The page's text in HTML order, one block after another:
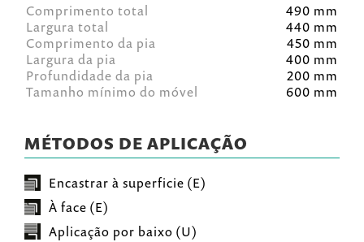
Comprimento total
490 mm
Largura total
440 mm
Comprimento da pia
450 mm
Largura da pia
400 mm
Profundidade da pia
200 mm
Tamanho mínimo do móvel
600 mm
MÉTODOS DE APLICAÇÃO
Encastrar à superficie (E)
À face (E)
Aplicação por baixo (U)